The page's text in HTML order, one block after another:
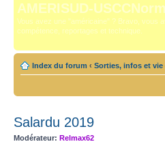
AMERISUD-
Vous avez une "américaine" ? Bravo, vous
compétence, reportages et technique.
Index du forum ‹ Sorties, infos et
Salardu 2019
Modérateur: Relmax62